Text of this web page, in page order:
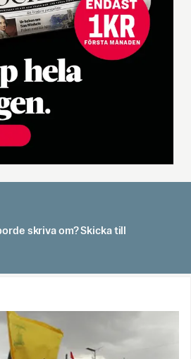
skriva om? Skicka till